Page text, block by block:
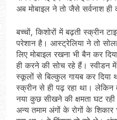
अब मोबाइल ने तो जैसे सर्वनाश ही
बच्चों, किशोरों में बढ़ती स्क्रीन
परेशान है। आस्ट्रेलिया ने तो
लिए मोबाइल रखना भी बैन कर
ही करने की सोच रहे हैं। स्वीडन
स्कूलों से बिल्कुल गायब कर दिया
स्क्रीन से ही पढ़ रहा था। लेकिन
नया कुछ सीखने की क्षमता घट
अन्य तमाम अंगों के रोगों के